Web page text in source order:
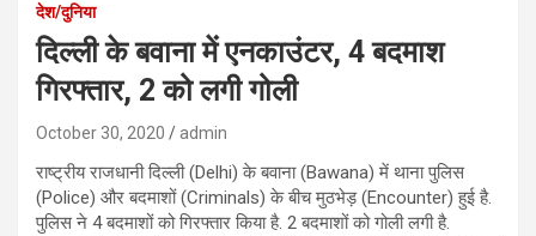
देश/दुनिया
दिल्ली के बवाना में एनकाउंटर, 4 बदमाश
गिरफ्तार, 2 को लगी गोली
October 30, 2020 admin
राष्ट्रीय राजधानी दिल्ली (Delhi) के बवाना (Bawana) में थाना पुलिस
(Police) और बदमाशों (Criminals) के बीच मुठभेड़ (Encounter) हुई है.
पुलिस ने 4 बदमाशों को गिरफ्तार किया है. 2 बदमाशों को गोली लगी है.